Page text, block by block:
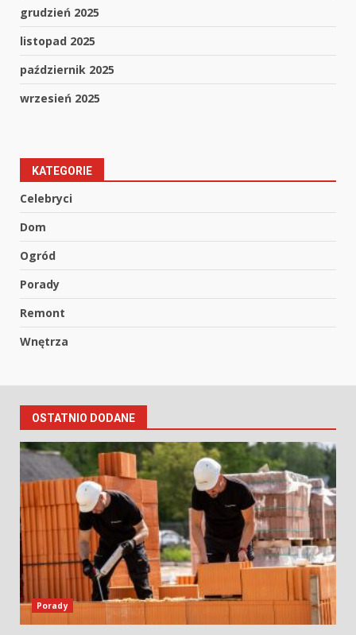
grudzień 2025
listopad 2025
październik 2025
wrzesień 2025
KATEGORIE
Celebryci
Dom
Ogród
Porady
Remont
Wnętrza
OSTATNIO DODANE
Porady